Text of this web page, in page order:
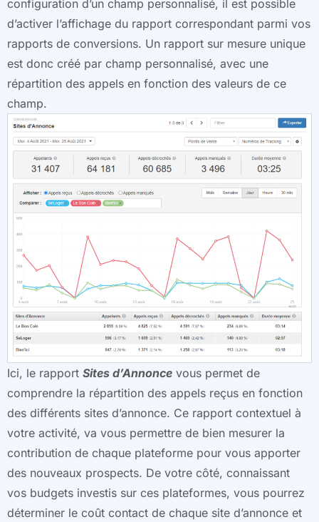
configuration d’un champ personnalisé, il est possible
d’activer l’affichage du rapport correspondant parmi vos
rapports de conversions. Un rapport sur mesure unique
est donc créé par champ personnalisé, avec une
répartition des appels en fonction des valeurs de ce
champ.
Ici, le rapport Sites d’Annonce vous permet de
comprendre la répartition des appels reçus en fonction
des différents sites d’annonce. Ce rapport contextuel à
votre activité, va vous permettre de bien mesurer la
contribution de chaque plateforme pour vous apporter
des nouveaux prospects. De votre côté, connaissant
vos budgets investis sur ces plateformes, vous pourrez
déterminer le coût contact de chaque site d’annonce et